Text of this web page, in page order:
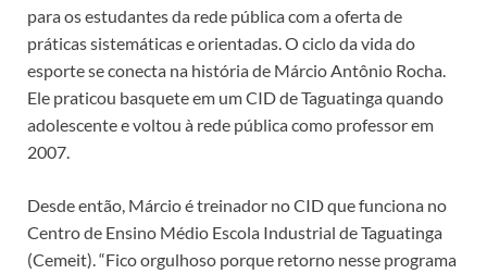
para os estudantes da rede pública com a oferta de
práticas sistemáticas e orientadas. O ciclo da vida do
esporte se conecta na história de Márcio Antônio Rocha.
Ele praticou basquete em um CID de Taguatinga quando
adolescente e voltou à rede pública como professor em
2007.
Desde então, Márcio é treinador no CID que funciona no
Centro de Ensino Médio Escola Industrial de Taguatinga
(Cemeit). “Fico orgulhoso porque retorno nesse programa